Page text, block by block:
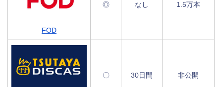
FOD
◎ なし 1.5万本
〇 30日間 非公開